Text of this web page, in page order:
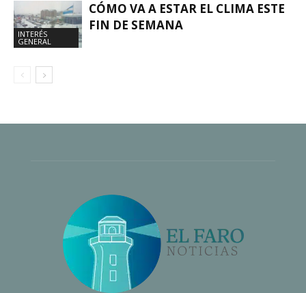
INTERÉS
GENERAL
CÓMO VA A ESTAR EL CLIMA ESTE
FIN DE SEMANA